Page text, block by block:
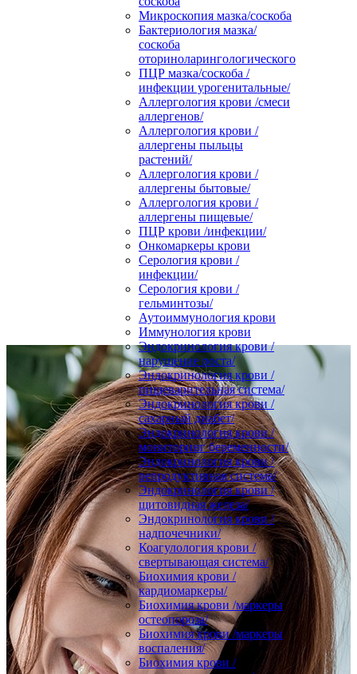
Микроскопия мазка/соскоба
Бактериология мазка/
соскоба
оториноларингологического
ПЦР мазка/соскоба /
инфекции урогенитальные/
Аллергология крови /смеси
аллергенов/
Аллергология крови /
аллергены пыльцы
растений/
Аллергология крови /
аллергены бытовые/
Аллергология крови /
аллергены пищевые/
ПЦР крови /инфекции/
Онкомаркеры крови
Серология крови /
инфекции/
Серология крови /
гельминтозы/
Аутоиммунология крови
Иммунология крови
Эндокринология крови /
нарушение роста/
Эндокринология крови /
пищеварительная система/
Эндокринология крови /
сахарный диабет/
Эндокринология крови /
мониторинг беременности/
Эндокринология крови /
репродуктивная система/
Эндокринология крови /
щитовидная железа/
Эндокринология крови /
надпочечники/
Коагулология крови /
свертывающая система/
Биохимия крови /
кардиомаркеры/
Биохимия крови /маркеры
остеопороза/
Биохимия крови /маркеры
воспаления/
Биохимия крови /